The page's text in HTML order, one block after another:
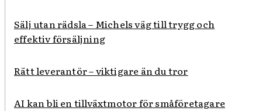
Sälj utan rädsla – Michels väg till trygg och
effektiv försäljning
Rätt leverantör – viktigare än du tror
AI kan bli en tillväxtmotor för småföretagare